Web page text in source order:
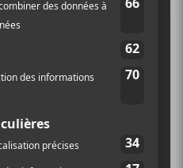
du Canal
de l’actualité
vos nouveaux
et revivre les